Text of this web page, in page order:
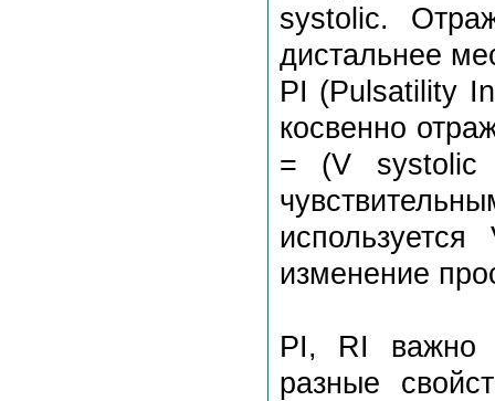
systolic.
дистальнее
PI (Pulsatility
косвенно
= (V systolic
изменение
PI, RI важно
разные